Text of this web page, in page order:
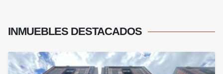
INMUEBLES DESTACADOS